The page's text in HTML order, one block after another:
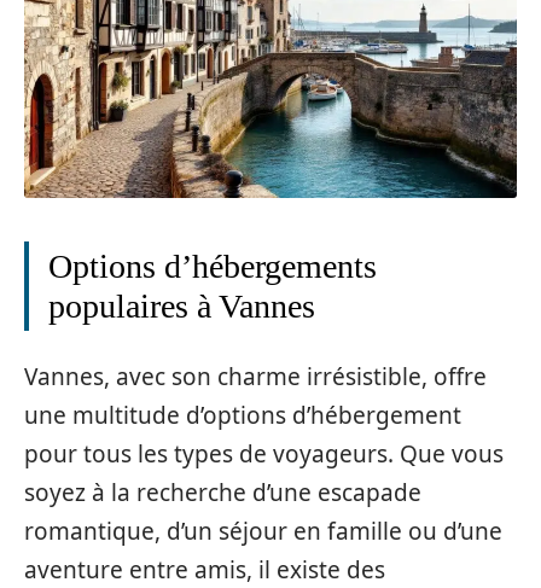
Options d’hébergements
populaires à Vannes
Vannes, avec son charme irrésistible, offre
une multitude d’options d’hébergement
pour tous les types de voyageurs. Que vous
soyez à la recherche d’une escapade
romantique, d’un séjour en famille ou d’une
aventure entre amis, il existe des